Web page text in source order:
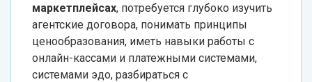
маркетплейсах, потребуется глубоко изучить
агентские договора, понимать принципы
ценообразования, иметь навыки работы с
онлайн-кассами и платежными системами,
системами эдо, разбираться с